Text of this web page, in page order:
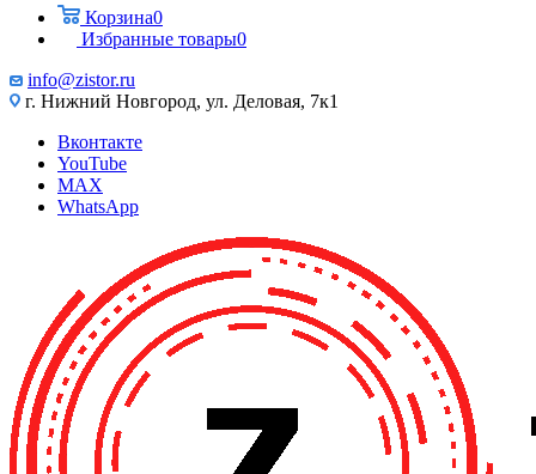
Корзина0
Избранные товары0
info@zistor.ru
г. Нижний Новгород, ул. Деловая, 7к1
Вконтакте
YouTube
MAX
WhatsApp